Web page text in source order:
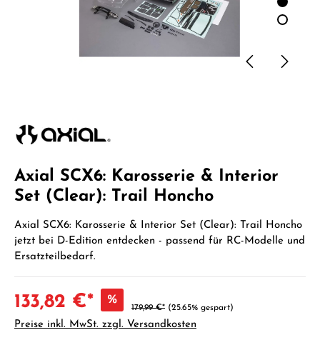
Axial SCX6: Karosserie & Interior
Set (Clear): Trail Honcho
Axial SCX6: Karosserie & Interior Set (Clear): Trail Honcho
jetzt bei D-Edition entdecken - passend für RC-Modelle und
Ersatzteilbedarf.
133,82 €* %
179,99 €* (25.65% gespart)
Preise inkl. MwSt. zzgl. Versandkosten